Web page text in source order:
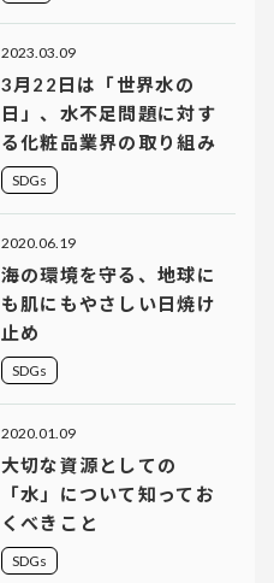
2023.03.09
3月22日は「世界水の
日」、水不足問題に対す
る化粧品業界の取り組み
SDGs
2020.06.19
海の環境を守る、地球に
も肌にもやさしい日焼け
止め
SDGs
2020.01.09
大切な資源としての
「水」について知ってお
くべきこと
SDGs